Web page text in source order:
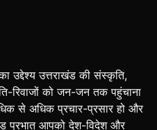
उद्देश्य उत्तराखंड की संस्कृति,
रिवाजों को जन-जन तक पहुंचाना
से अधिक प्रचार-प्रसार हो और
प्रभात आपको देश-विदेश और